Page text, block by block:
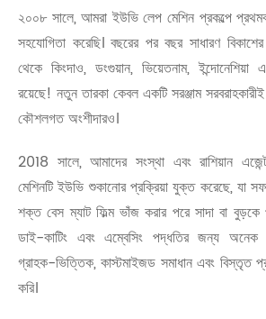
২০০৮ সালে, আমরা ইউভি লেপ মেশিন প্রকল্পে
সহযোগিতা করেছি। বছরের পর বছর সাধারণ
থেকে কিংদাও, ডংগুয়ান, ভিয়েতনাম,
রয়েছে! নতুন তারকা কেবল একটি সরঞ্জাম
কৌশলগত অংশীদারও।
2018 সালে, আমাদের সংস্থা এবং রাশিয়ান
মেশিনটি ইউভি শুকানোর প্রক্রিয়া যুক্ত করেছে, যা
শক্ত বেস ম্যাট ফিল্ম ভাঁজ করার পরে সাদা বা বুড়কে
ডাই-কাটিং এবং এম্বেসিং পদ্ধতির জন্য অনেক
গ্রাহক-ভিত্তিক, কাস্টমাইজড সমাধান এবং বিস্তৃত
করি।